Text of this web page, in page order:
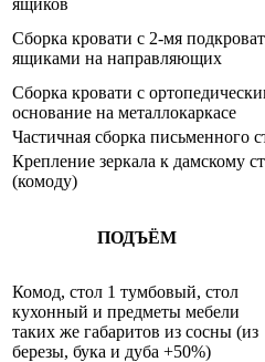
Сборка кровати с 2-мя
ящиками на направляющих
Сборка кровати с
основание на металлокаркасе
Частичная сборка письменного
Крепление зеркала к дамскому
(комоду)
ПОДЪЁМ
Комод, стол 1 тумбовый, стол
кухонный и предметы мебели
таких же габаритов из сосны (из
березы, бука и дуба +50%)